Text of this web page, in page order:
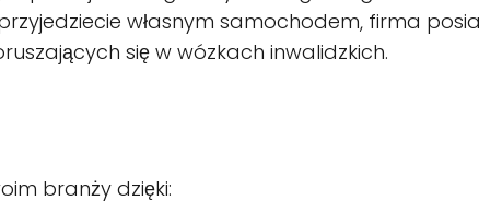
własnym samochodem, firma
się w wózkach inwalidzkich.
branży dzięki: